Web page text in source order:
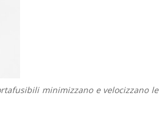
minimizzano e velocizzano le